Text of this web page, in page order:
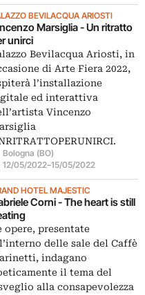
BEVILACQUA ARIOSTI
Marsiglia - Un ritratto
unirci
Bevilacqua Ariosti, in
di Arte Fiera 2022,
l’installazione
ed interattiva
Vincenzo
Bologna (BO)
12/05/2022–15/05/2022
HOTEL MAJESTIC
Corni - The heart is still
opere, presentate
delle sale del Caffè
indagano
il tema del
alla consapevolezza